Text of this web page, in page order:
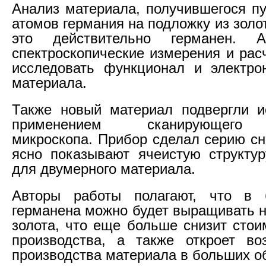
Анализ материала, получившегося
атомов германия на подложку из
это действительно германен.
спектроскопические измерения и
исследовать функционал и
материала.
Также новый материал подвергли
применением сканирующего
микроскопа. Прибор сделал серию
ясно показывают ячеистую
для двумерного материала.
Авторы работы полагают, что в
германена можно будет выращивать
золота, что еще больше снизит
производства, а также откроет
производства материала в больших